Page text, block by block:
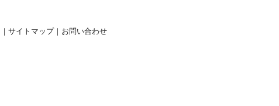
｜ サイトマップ｜ お問い合わせ